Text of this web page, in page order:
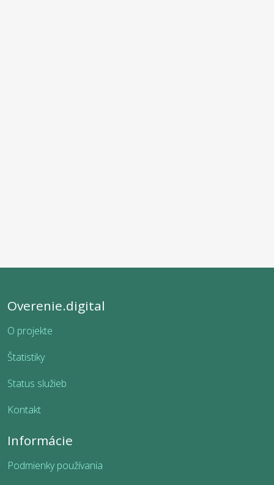
Overenie.digital
O projekte
Štatistiky
Status služieb
Kontakt
Informácie
Podmienky používania